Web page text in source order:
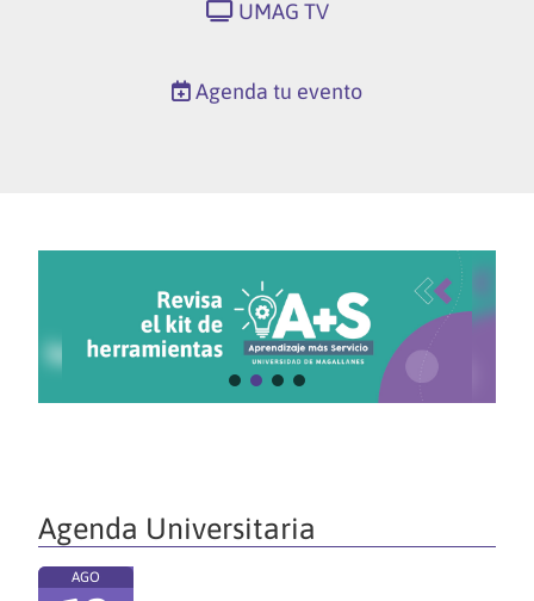
UMAG TV
Agenda tu evento
Agenda Universitaria
AGO